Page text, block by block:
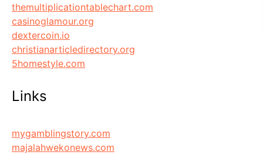
themultiplicationtablechart.com
casinoglamour.org
dextercoin.io
christianarticledirectory.org
5homestyle.com
Links
mygamblingstory.com
majalahwekonews.com